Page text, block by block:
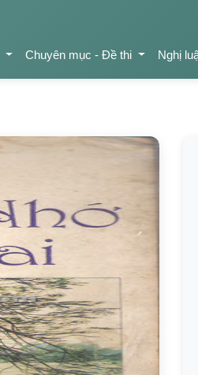
Chuyên mục - Đề thi Nghị